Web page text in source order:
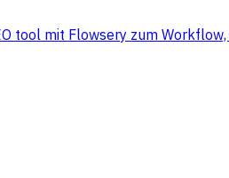
tool mit Flowsery zum